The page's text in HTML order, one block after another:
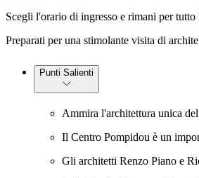
Scegli l'orario di ingresso e rimani per
Preparati per una stimolante visita di
Punti Salienti
Ammira l'architettura unica
Il Centro Pompidou è un
Gli architetti Renzo Piano e